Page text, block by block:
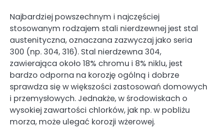
Najbardziej powszechnym i najczęściej
stosowanym rodzajem stali nierdzewnej jest stal
austenityczna, oznaczana zazwyczaj jako seria
300 (np. 304, 316). Stal nierdzewna 304,
zawierająca około 18% chromu i 8% niklu, jest
bardzo odporna na korozję ogólną i dobrze
sprawdza się w większości zastosowań domowych
i przemysłowych. Jednakże, w środowiskach o
wysokiej zawartości chlorków, jak np. w pobliżu
morza, może ulegać korozji wżerowej.